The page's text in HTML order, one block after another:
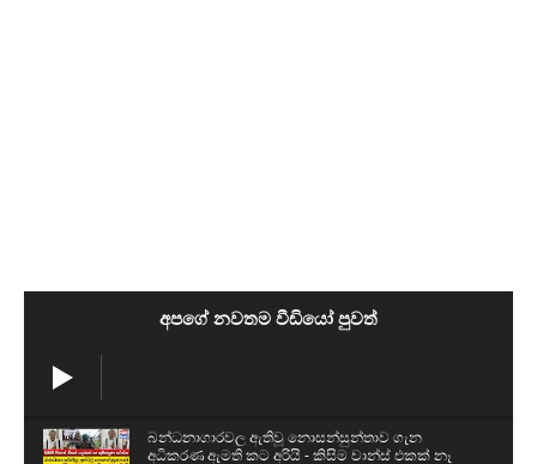
අපගේ නවතම වීඩියෝ පුවත්
බන්ධනාගාරවල ඇතිවූ නොසන්සුන්තාව ගැන
අධිකරණ ඇමති කට අරියි - කිසිම චාන්ස් එකක් නෑ